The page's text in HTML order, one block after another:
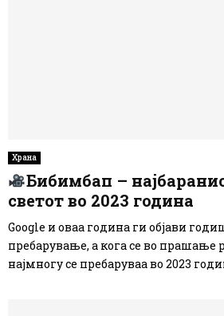
Храна
Бибимбап –
светот во 2023 година
Google и оваа година ги објави
пребарување, а кога се во прашање
најмногу се пребаруваа во 2023